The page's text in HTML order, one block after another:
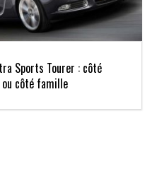
Sports Tourer : côté
côté famille